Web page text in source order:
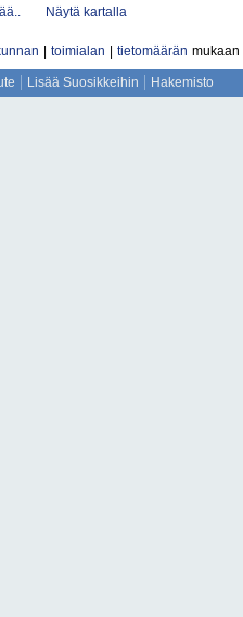
Näytä kartalla
toimialan tietomäärän mukaan
Lisää Suosikkeihin Hakemisto